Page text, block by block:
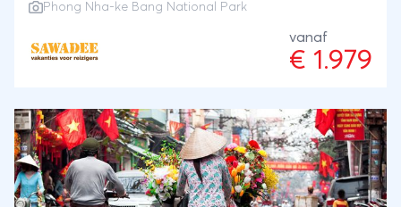
wordt één grote verrassing: van het bergachtige
noorden tot het tropische zuiden. Bruisende steden
en een vriendelijke bevolking maken dit tot een
hoogtepunten bezoeken we ook het minder
bekende, maar minstens zo bijzondere Phong Nha.
Phong Nha-ke Bang National Park
vanaf
€ 1.979